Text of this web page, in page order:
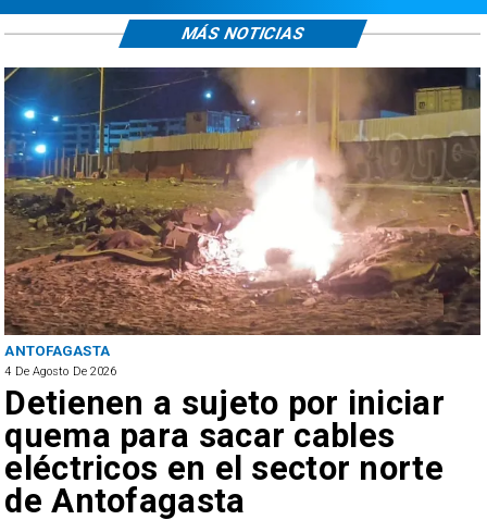
POLICIAL
4 De Agosto De 2026
Mantenía prohibición de
acercamiento: Condenan a 6
años de cárcel a autor de
femicidio tentado en Calama
MÁS NOTICIAS